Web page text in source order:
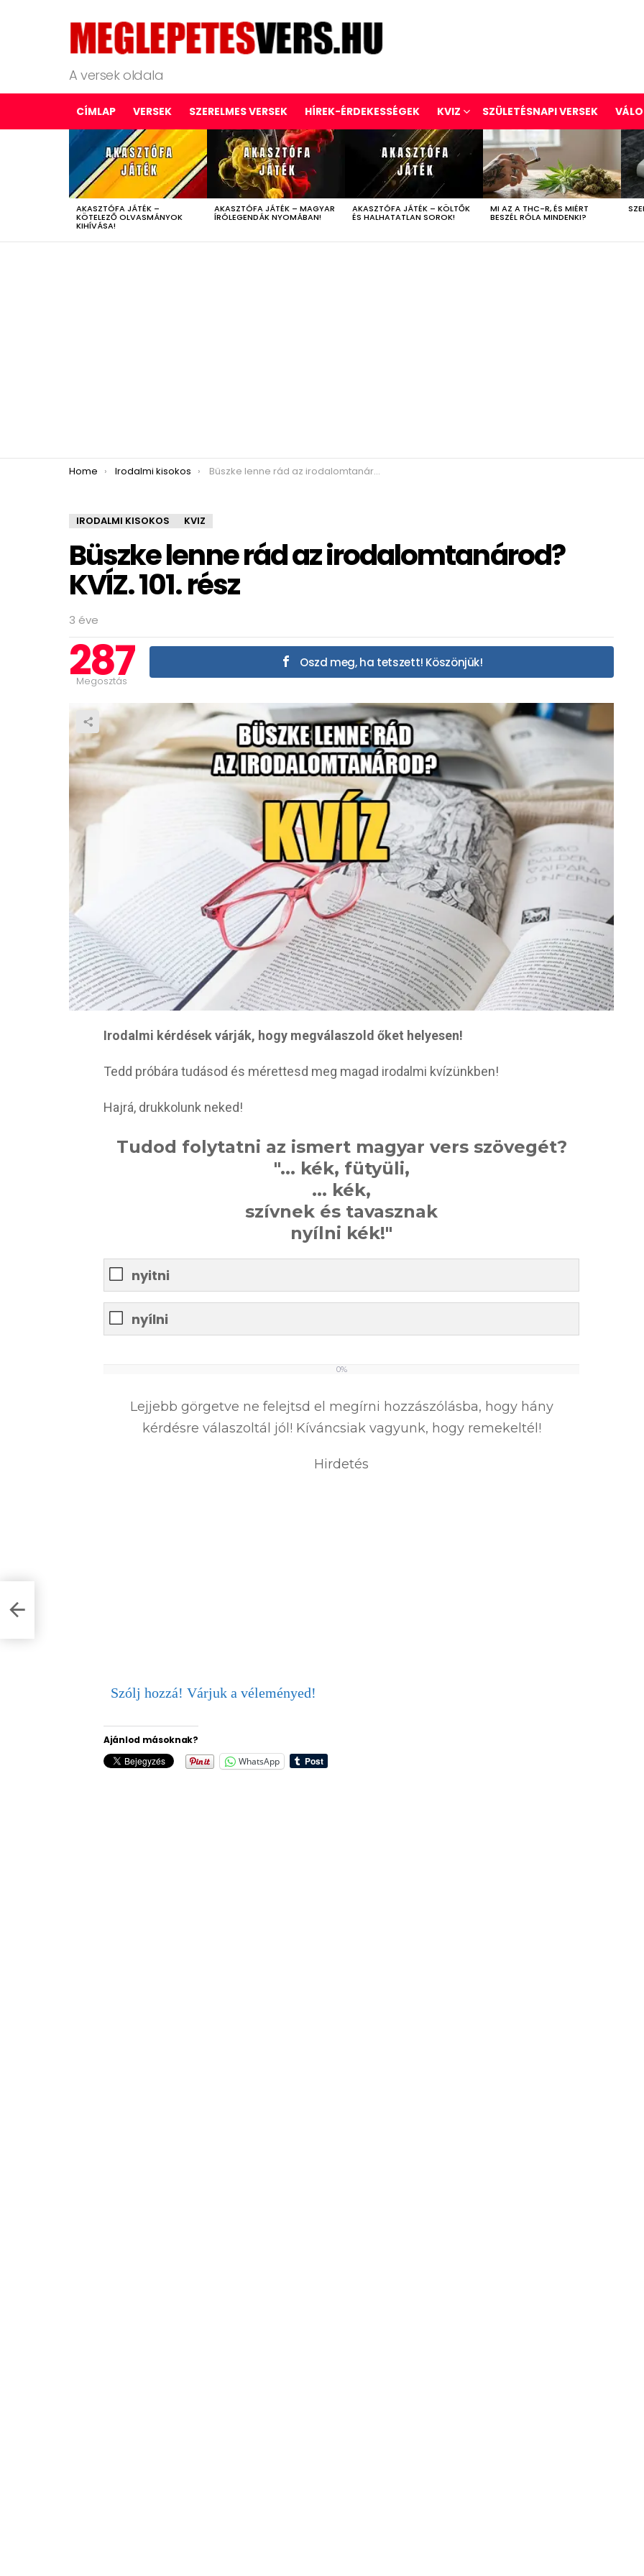
A versek oldala
CÍMLAP VERSEK SZERELMES VERSEK HÍREK-ÉRDEKESSÉGEK KVIZ SZÜLETÉSNAPI VERSEK
LATEST
STORIES
AKASZTÓFA JÁTÉK –
KÖTELEZŐ OLVASMÁNYOK
KIHÍVÁSA!
AKASZTÓFA JÁTÉK – MAGYAR
ÍRÓLEGENDÁK NYOMÁBAN!
AKASZTÓFA JÁTÉK – KÖLTŐK
ÉS HALHATATLAN SOROK!
MI AZ A THC-R, ÉS MIÉRT
BESZÉL RÓLA MINDENKI?
You are here:
Home Irodalmi kisokos Büszke lenne rád az irodalomtanárod? KVÍZ. 101. rész
IRODALMI KISOKOS KVIZ
Büszke lenne rád az irodalomtanárod?
KVÍZ. 101. rész
3 éve
287
Megosztás
Oszd meg, ha tetszett! Köszönjük!
Irodalmi kérdések várják, hogy megválaszold őket helyesen!
Tedd próbára tudásod és mérettesd meg magad irodalmi kvízünkben!
Hajrá, drukkolunk neked!
Tudod folytatni az ismert magyar vers szövegét?
"... kék, fütyüli,
... kék,
szívnek és tavasznak
nyílni kék!"
nyitni
nyílni
0%
Lejjebb görgetve ne felejtsd el megírni hozzászólásba, hogy hány
kérdésre válaszoltál jól! Kíváncsiak vagyunk, hogy remekeltél!
Hirdetés
Szólj hozzá! Várjuk a véleményed!
Ajánlod másoknak?
WhatsApp